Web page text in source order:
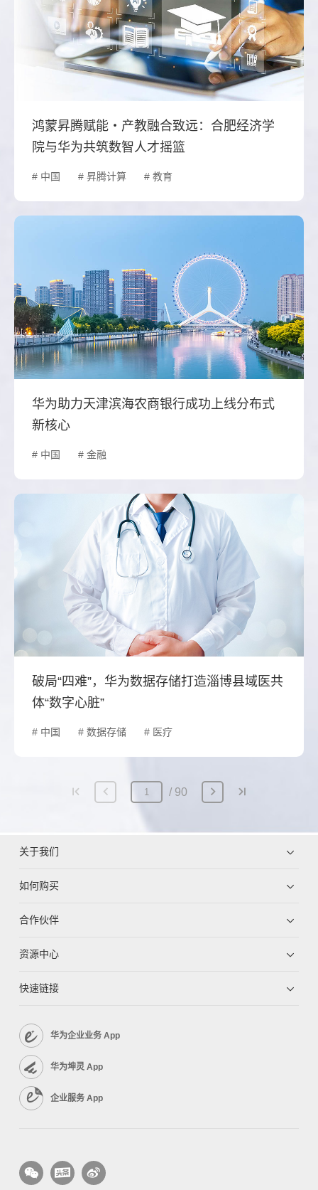
鸿蒙昇腾赋能・产教融合致远：合肥经济学
院与华为共筑数智人才摇篮
# 中国 # 昇腾计算 # 教育
华为助力天津滨海农商银行成功上线分布式
新核心
# 中国 # 金融
破局“四难”，华为数据存储打造淄博县域医共
体“数字心脏”
# 中国 # 数据存储 # 医疗
90
关于我们
如何购买
合作伙伴
资源中心
快速链接
华为企业业务 App
华为坤灵 App
企业服务 App